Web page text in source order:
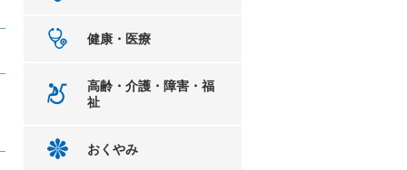
健康・医療
高齢・介護・障害・福
祉
おくやみ